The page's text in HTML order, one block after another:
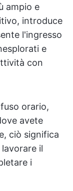
ampio e
introduce
l'ingresso
e
con
orario,
avete
ciò significa
il
i